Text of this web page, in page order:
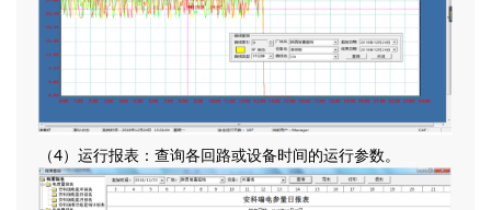
（4）运行报表：查询各回路或设备时间的运行参数。